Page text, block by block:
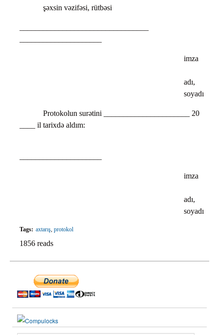
şəxsin vəzifəsi, rütbəsi
imza
adı,
soyadı
Protokolun surətini ______________________ 20
____ il tarixdə aldım:
imza
adı,
soyadı
Tags: axtarış, protokol
1856 reads